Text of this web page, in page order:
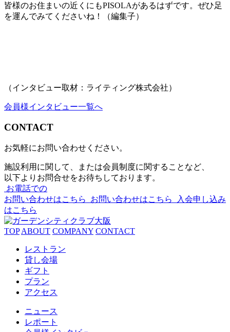
皆様のお住まいの近くにもPISOLAがあるはずです。ぜひ足
を運んでみてくださいね！（編集子）
（インタビュー取材：ライティング株式会社）
会員様インタビュー一覧へ
CONTACT
お気軽にお問い合わせください。
施設利用に関して、または会員制度に関することなど、
以下よりお問合せをお待ちしております。
お電話での
お問い合わせはこちら
お問い合わせはこちら
入会申し込み
はこちら
TOP ABOUT COMPANY CONTACT
レストラン
貸し会場
ギフト
プラン
アクセス
ニュース
レポート